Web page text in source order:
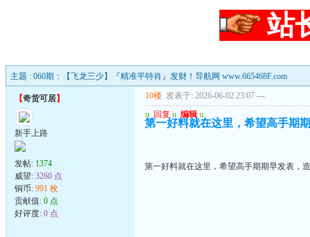
站
主题 : 060期：【飞龙三少】『精准平特肖』发财！导航网 www.665468F.com
【奇货可居】
新手上路
发帖: 1374
威望: 3260 点
铜币: 991 枚
贡献值: 0 点
好评度: 0 点
10楼 发表于: 2026-06-02 23:07 ---
u 回复 u 编辑 u
第一好料就在这里，希望高手期
第一好料就在这里，希望高手期期早发表，